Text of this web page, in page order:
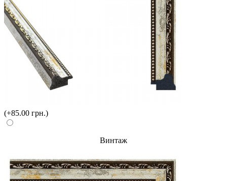
(+85.00 грн.)
Винтаж